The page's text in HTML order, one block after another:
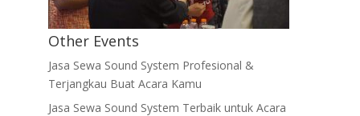
Other Events
Jasa Sewa Sound System Profesional &
Terjangkau Buat Acara Kamu
Jasa Sewa Sound System Terbaik untuk Acara